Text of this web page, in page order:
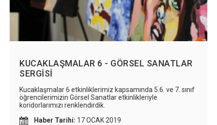
KUCAKLAŞMALAR 6 - GÖRSEL SANATLAR
SERGİSİ
Kucaklaşmalar 6 etkinliklerimiz kapsamında 5.6. ve 7. sınıf
öğrencilerimizin Görsel Sanatlar etkinlikleriyle
koridorlarımızı renklendirdik.
Haber Tarihi: 17 OCAK 2019